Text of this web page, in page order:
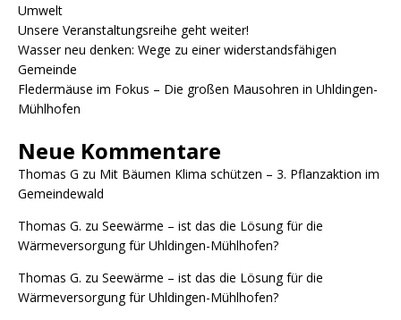
Umwelt
Unsere Veranstaltungsreihe geht weiter!
Wasser neu denken: Wege zu einer widerstandsfähigen
Gemeinde
Fledermäuse im Fokus – Die großen Mausohren in Uhldingen-
Mühlhofen
Neue Kommentare
Thomas G zu Mit Bäumen Klima schützen – 3. Pflanzaktion im
Gemeindewald
Thomas G. zu Seewärme – ist das die Lösung für die
Wärmeversorgung für Uhldingen-Mühlhofen?
Thomas G. zu Seewärme – ist das die Lösung für die
Wärmeversorgung für Uhldingen-Mühlhofen?